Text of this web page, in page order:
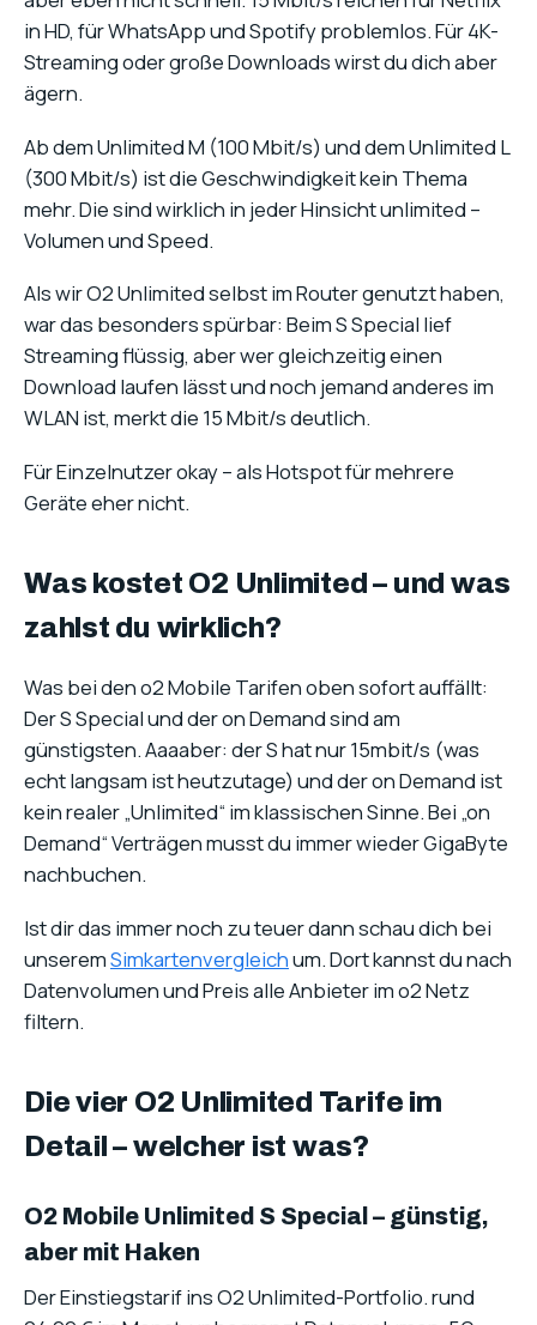
in HD, für WhatsApp und Spotify problemlos. Für 4K-
Streaming oder große Downloads wirst du dich aber
ägern.
Ab dem Unlimited M (100 Mbit/s) und dem Unlimited L
(300 Mbit/s) ist die Geschwindigkeit kein Thema
mehr. Die sind wirklich in jeder Hinsicht unlimited –
Volumen und Speed.
Als wir O2 Unlimited selbst im Router genutzt haben,
war das besonders spürbar: Beim S Special lief
Streaming flüssig, aber wer gleichzeitig einen
Download laufen lässt und noch jemand anderes im
WLAN ist, merkt die 15 Mbit/s deutlich.
Für Einzelnutzer okay – als Hotspot für mehrere
Geräte eher nicht.
Was kostet O2 Unlimited – und was
zahlst du wirklich?
Was bei den o2 Mobile Tarifen oben sofort auffällt:
Der S Special und der on Demand sind am
günstigsten. Aaaaber: der S hat nur 15mbit/s (was
echt langsam ist heutzutage) und der on Demand ist
kein realer „Unlimited“ im klassischen Sinne. Bei „on
Demand“ Verträgen musst du immer wieder GigaByte
nachbuchen.
Ist dir das immer noch zu teuer dann schau dich bei
unseremSimkartenvergleichum. Dort kannst du nach
Datenvolumen und Preis alle Anbieter im o2 Netz
filtern.
Die vier O2 Unlimited Tarife im
Detail – welcher ist was?
O2 Mobile Unlimited S Special – günstig,
aber mit Haken
Der Einstiegstarif ins O2 Unlimited-Portfolio. rund